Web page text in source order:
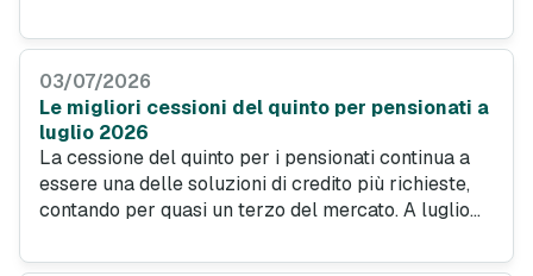
garantisce una gestione semplice e sicura del
detratte dallo stipendio mensile.
03/07/2026
Le migliori cessioni del quinto per pensionati a
luglio 2026
La cessione del quinto per i pensionati continua a
essere una delle soluzioni di credito più richieste,
contando per quasi un terzo del mercato. A luglio
- BNP Paribas permettono di ottenere liquidità con